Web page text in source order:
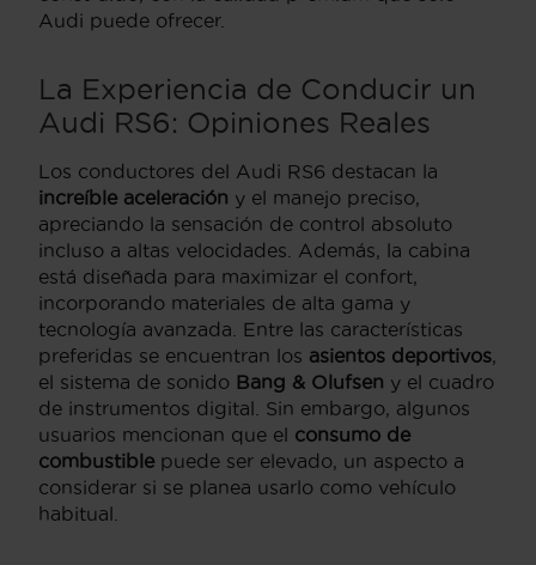
Audi puede ofrecer.
La Experiencia de Conducir un
Audi RS6: Opiniones Reales
Los conductores del Audi RS6 destacan la
increíble aceleración y el manejo preciso,
apreciando la sensación de control absoluto
incluso a altas velocidades. Además, la cabina
está diseñada para maximizar el confort,
incorporando materiales de alta gama y
tecnología avanzada. Entre las características
preferidas se encuentran los asientos deportivos,
el sistema de sonido Bang & Olufsen y el cuadro
de instrumentos digital. Sin embargo, algunos
usuarios mencionan que el consumo de
combustible puede ser elevado, un aspecto a
considerar si se planea usarlo como vehículo
habitual.